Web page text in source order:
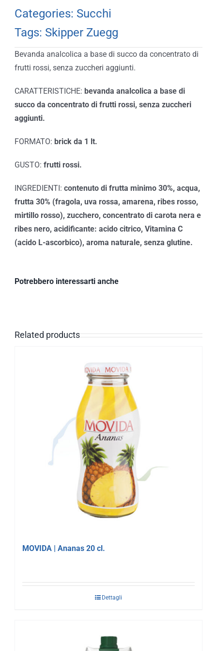
Categories: Succhi
Tags: Skipper Zuegg
Bevanda analcolica a base di succo da concentrato di
frutti rossi, senza zuccheri aggiunti.
CARATTERISTICHE: bevanda analcolica a base di
succo da concentrato di frutti rossi, senza zuccheri
aggiunti.
FORMATO: brick da 1 lt.
GUSTO: frutti rossi.
INGREDIENTI: contenuto di frutta minimo 30%, acqua,
frutta 30% (fragola, uva rossa, amarena, ribes rosso,
mirtillo rosso), zucchero, concentrato di carota nera e
ribes nero, acidificante: acido citrico, Vitamina C
(acido L-ascorbico), aroma naturale, senza glutine.
Potrebbero interessarti anche
Related products
MOVIDA | Ananas 20 cl.
Dettagli